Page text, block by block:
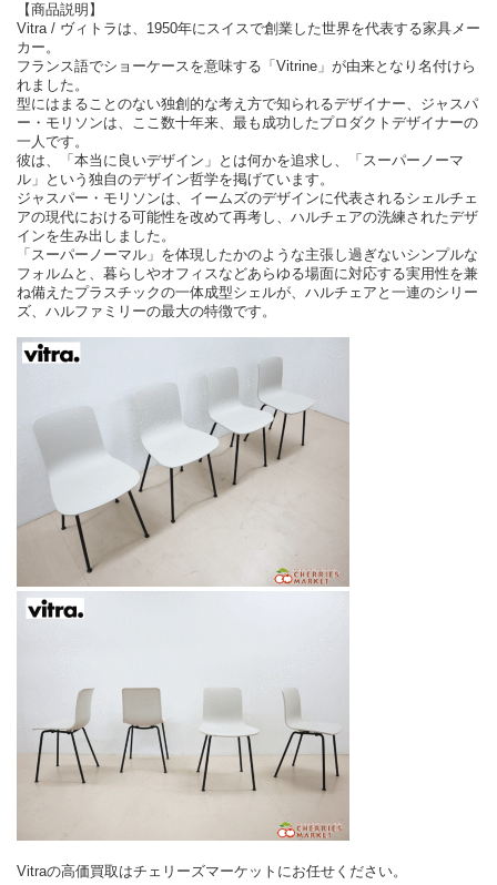
【商品説明】
Vitra / ヴィトラは、1950年にスイスで創業した世界を代表する家具メー
カー。
フランス語でショーケースを意味する「Vitrine」が由来となり名付けら
れました。
型にはまることのない独創的な考え方で知られるデザイナー、ジャスパ
ー・モリソンは、ここ数十年来、最も成功したプロダクトデザイナーの
一人です。
彼は、「本当に良いデザイン」とは何かを追求し、「スーパーノーマ
ル」という独自のデザイン哲学を掲げています。
ジャスパー・モリソンは、イームズのデザインに代表されるシェルチェ
アの現代における可能性を改めて再考し、ハルチェアの洗練されたデザ
インを生み出しました。
「スーパーノーマル」を体現したかのような主張し過ぎないシンプルな
フォルムと、暮らしやオフィスなどあらゆる場面に対応する実用性を兼
ね備えたプラスチックの一体成型シェルが、ハルチェアと一連のシリー
ズ、ハルファミリーの最大の特徴です。
Vitraの高価買取はチェリーズマーケットにお任せください。